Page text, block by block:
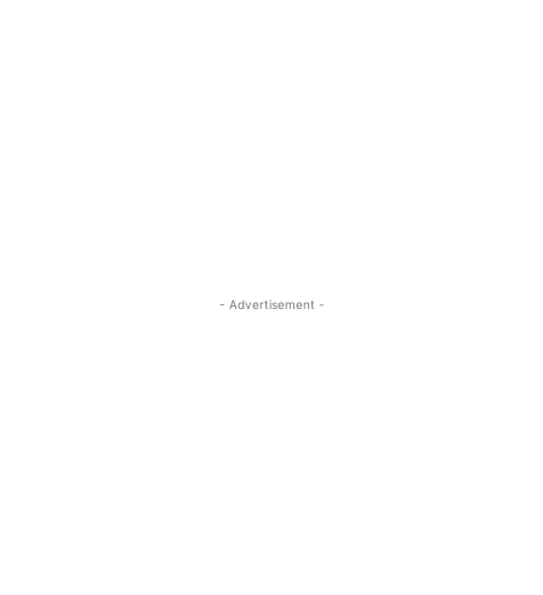
- Advertisement -